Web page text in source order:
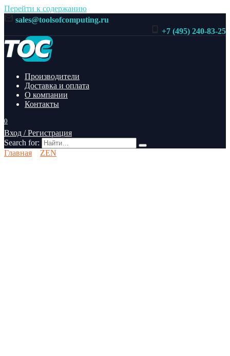
Перейти к содержанию
sales@toolsofcomputing.ru
+7 (495) 240-83-25
Производители
Доставка и оплата
О компании
Контакты
0
Вход / Регистрация
Search for:
Главная
ZEN